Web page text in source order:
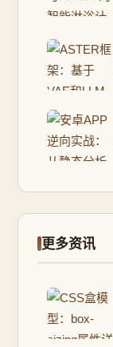
更多资讯